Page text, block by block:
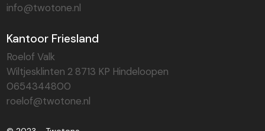
info@twotone.nl
Kantoor Friesland
Roelof Valk
Wiltjesklinten 2 8713 KP Hindeloopen
0654344800
roelof@twotone.nl